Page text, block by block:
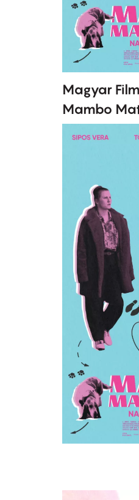
Magyar
Mambo